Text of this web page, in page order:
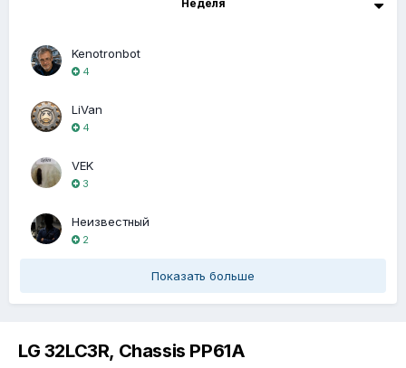
Неделя
Kenotronbot
4
LiVan
4
VEK
3
Неизвестный
2
Показать больше
LG 32LC3R, Chassis PP61A